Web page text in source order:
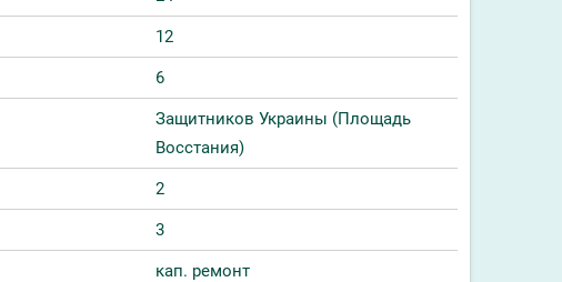
12
6
Защитников Украины (Площадь
Восстания)
2
3
кап. ремонт